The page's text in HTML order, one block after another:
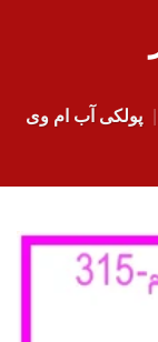
پولکی آب ام وی